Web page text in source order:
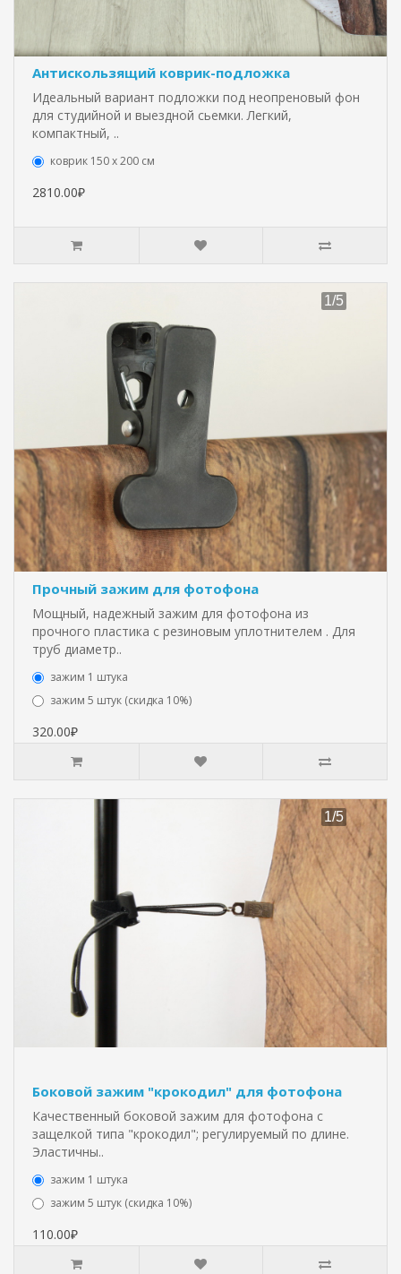
Антискользящий коврик-подложка
Идеальный вариант подложки под неопреновый фон
для студийной и выездной сьемки. Легкий,
компактный, ..
коврик 150 х 200 см
2810.00₽
Прочный зажим для фотофона
Мощный, надежный зажим для фотофона из
прочного пластика с резиновым уплотнителем . Для
труб диаметр..
зажим 1 штука
зажим 5 штук (скидка 10%)
320.00₽
Боковой зажим "крокодил" для фотофона
Качественный боковой зажим для фотофона с
защелкой типа "крокодил"; регулируемый по длине.
Эластичны..
зажим 1 штука
зажим 5 штук (скидка 10%)
110.00₽